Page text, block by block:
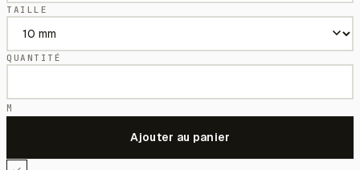
TAILLE
QUANTITÉ
M